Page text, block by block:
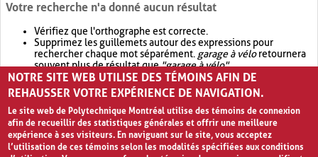
Votre recherche n'a donné aucun résultat
Vérifiez que l'orthographe est correcte.
Supprimez les guillemets autour des expressions pour
rechercher chaque mot séparément. garage à véloretournera
souvent plus de résultat que"garage à vélo".
Envisagez d'élargir votre recherche avec OR.garage OR vélo
retournera souvent plus de résultat quegarage à vélo
NOTRE SITE WEB UTILISE DES TÉMOINS AFIN DE
REHAUSSER VOTRE EXPÉRIENCE DE NAVIGATION.
Le site web de Polytechnique Montréal utilise des témoins de connexion
afin de recueillir des statistiques générales et offrir une meilleure
expérience à ses visiteurs. En naviguant sur le site, vous acceptez
l’utilisation de ces témoins selon les modalités spécifiées aux conditions